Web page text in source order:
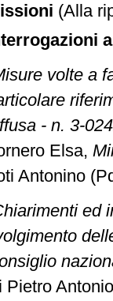
(Alla
volte a
- n. 3-
Elsa,
Antonino
ed
Pietro